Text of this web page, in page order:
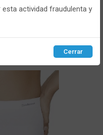
Maxi Sin
Rechazar ACEPTAR
actividad fraudulenta y
Cerrar